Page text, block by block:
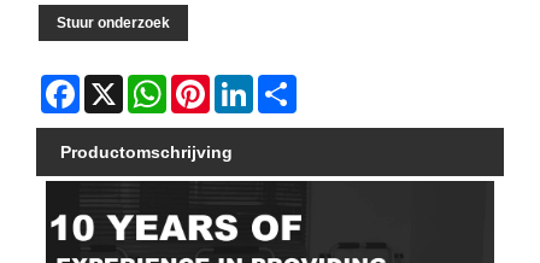
Stuur onderzoek
Facebook
X WhatsAppPinterestLinkedIn
Productomschrijving